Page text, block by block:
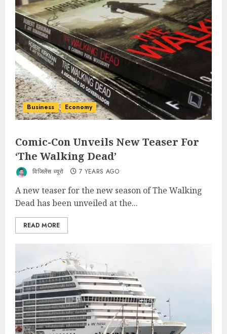
Business Economy
Comic-Con Unveils New Teaser For
‘The Walking Dead’
विजिलेंस ब्यूरो 7 YEARS AGO
A new teaser for the new season of The Walking
Dead has been unveiled at the...
READ MORE